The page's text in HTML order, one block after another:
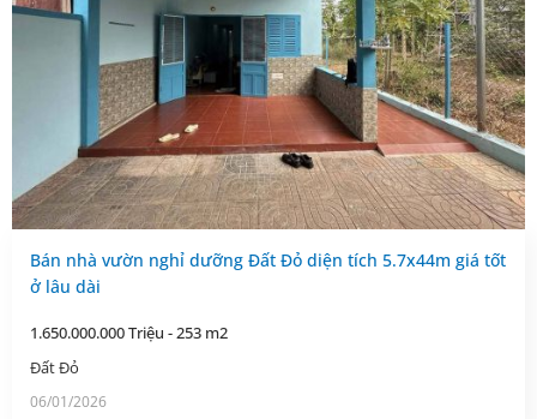
Bán nhà vườn nghỉ dưỡng Đất Đỏ diện tích 5.7x44m giá tốt
ở lâu dài
1.650.000.000 Triệu - 253 m2
Đất Đỏ
06/01/2026